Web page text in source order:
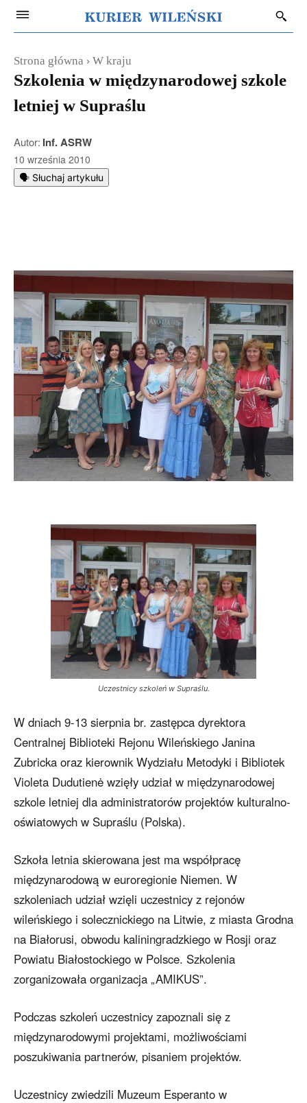
Strona główna W kraju
Szkolenia w międzynarodowej szkole
letniej w Supraślu
Autor: Inf. ASRW
10 września 2010
🗣️ Słuchaj artykułu
Uczestnicy szkoleń w Supraślu.
W dniach 9-13 sierpnia br. zastępca dyrektora
Centralnej Biblioteki Rejonu Wileńskiego Janina
Zubricka oraz kierownik Wydziału Metodyki i Bibliotek
Violeta Dudutienė wzięły udział w międzynarodowej
szkole letniej dla administratorów projektów kulturalno-
oświatowych w Supraślu (Polska).
Szkoła letnia skierowana jest ma współpracę
międzynarodową w euroregionie Niemen. W
szkoleniach udział wzięli uczestnicy z rejonów
wileńskiego i solecznickiego na Litwie, z miasta Grodna
na Białorusi, obwodu kaliningradzkiego w Rosji oraz
Powiatu Białostockiego w Polsce. Szkolenia
zorganizowała organizacja „AMIKUS”.
Podczas szkoleń uczestnicy zapoznali się z
międzynarodowymi projektami, możliwościami
poszukiwania partnerów, pisaniem projektów.
Uczestnicy zwiedzili Muzeum Esperanto w